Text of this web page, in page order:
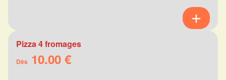
Pizza 4 fromages
Dès 10.00 €